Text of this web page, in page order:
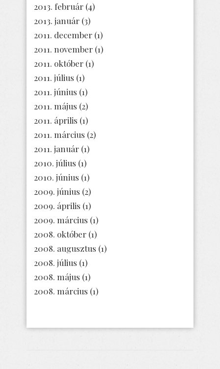
2013. február (4)
2013. január (3)
2011. december (1)
2011. november (1)
2011. október (1)
2011. július (1)
2011. június (1)
2011. május (2)
2011. április (1)
2011. március (2)
2011. január (1)
2010. július (1)
2010. június (1)
2009. június (2)
2009. április (1)
2009. március (1)
2008. október (1)
2008. augusztus (1)
2008. július (1)
2008. május (1)
2008. március (1)